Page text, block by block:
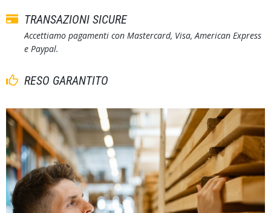
TRANSAZIONI SICURE
Accettiamo pagamenti con Mastercard, Visa, American Express
e Paypal.
RESO GARANTITO